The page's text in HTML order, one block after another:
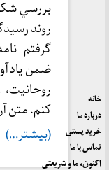
بررسي
روند
گرفتم
ضمن
كنم. متن
(بیشتر…)
خانه
درباره ما
خرید پستی
تماس با ما
اکنون، ما و شریعتی